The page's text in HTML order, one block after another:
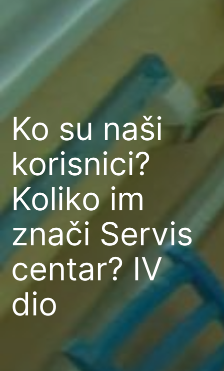
Ko su naši
korisnici?
Koliko im
znači Servis
centar? IV
dio